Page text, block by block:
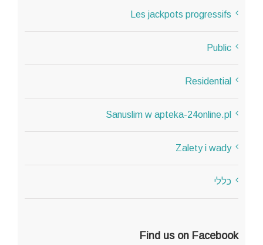
Les jackpots progressifs
Public
Residential
Sanuslim w apteka-24online.pl
Zalety i wady
כללי
Find us on Facebook